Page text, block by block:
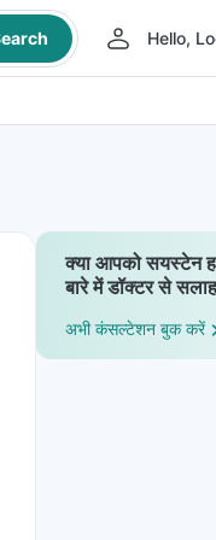
Hello,
क्या आपको सयस्टेन
बारे में डॉक्टर से
अभी कंसल्टेशन बुक करें